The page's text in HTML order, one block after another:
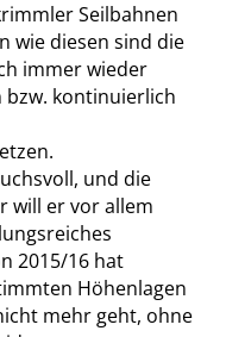
Seilbahnen
wie diesen sind die
immer wieder
bzw. kontinuierlich
und die
will er vor allem
2015/16 hat
Höhenlagen
mehr geht, ohne